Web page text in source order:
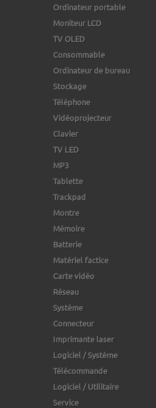
Ordinateur portable
Moniteur LCD
TV OLED
Consommable
Ordinateur de bureau
Stockage
Téléphone
Vidéoprojecteur
Clavier
TV LED
MP3
Tablette
Trackpad
Montre
Mémoire
Batterie
Matériel factice
Carte vidéo
Réseau
Système
Connecteur
Imprimante laser
Logiciel / Système
Télécommande
Logiciel / Utilitaire
Service